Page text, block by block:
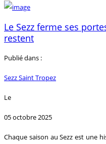
Le Sezz ferme ses
restent
Publié dans :
Sezz Saint Tropez
Le
05 octobre 2025
Chaque saison au Sezz est une